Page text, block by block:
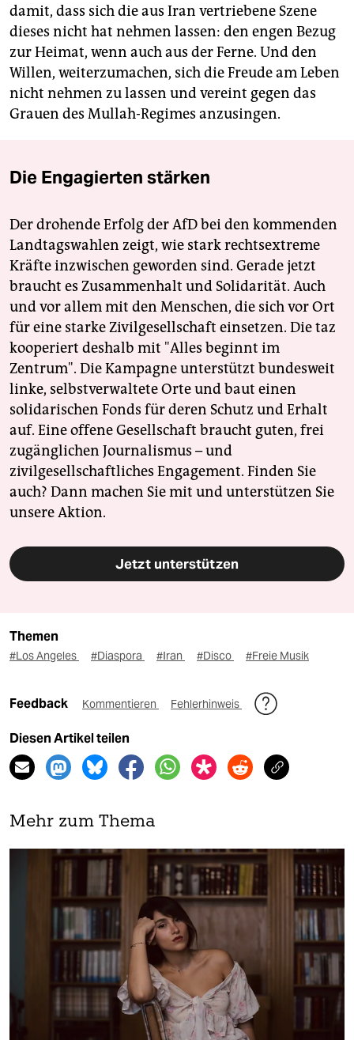
damit, dass sich die aus Iran vertriebene Szene
dieses nicht hat nehmen lassen: den engen Bezug
zur Heimat, wenn auch aus der Ferne. Und den
Willen, weiterzumachen, sich die Freude am Leben
nicht nehmen zu lassen und vereint gegen das
Grauen des Mullah-Regimes anzusingen.
Die Engagierten stärken
Der drohende Erfolg der AfD bei den kommenden
Landtagswahlen zeigt, wie stark rechtsextreme
Kräfte inzwischen geworden sind. Gerade jetzt
braucht es Zusammenhalt und Solidarität. Auch
und vor allem mit den Menschen, die sich vor Ort
für eine starke Zivilgesellschaft einsetzen. Die taz
kooperiert deshalb mit "Alles beginnt im
Zentrum". Die Kampagne unterstützt bundesweit
linke, selbstverwaltete Orte und baut einen
solidarischen Fonds für deren Schutz und Erhalt
auf. Eine offene Gesellschaft braucht guten, frei
zugänglichen Journalismus – und
zivilgesellschaftliches Engagement. Finden Sie
auch? Dann machen Sie mit und unterstützen Sie
unsere Aktion.
Jetzt unterstützen
Themen
#Los Angeles #Diaspora #Iran #Disco #Freie Musik
Feedback Kommentieren Fehlerhinweis
Diesen Artikel teilen
Mehr zum Thema